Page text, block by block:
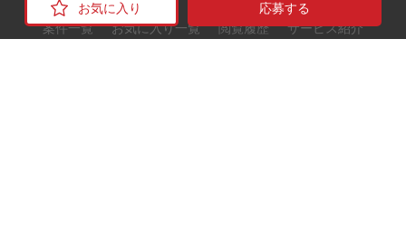
応募する
案件一覧 お気に入り一覧 閲覧履歴 サービス紹介